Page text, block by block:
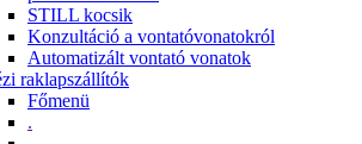
STILL kocsik
Konzultáció a vontatóvonatokról
Automatizált vontató vonatok
raklapszállítók
Főmenü
.